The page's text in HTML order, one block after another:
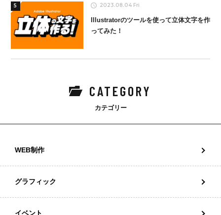
5 2023.08.04 Fri
Illustratorのツールを使って立体文字を作
ってみた！
CATEGORY
カテゴリー
WEB制作
グラフィック
イベント